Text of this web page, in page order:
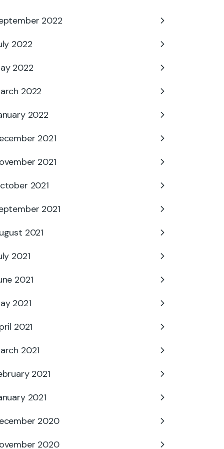
2022
2022
2022
2022
2022
2021
2021
2021
2021
2021
2021
2021
2021
2021
2021
2021
2021
2020
2020